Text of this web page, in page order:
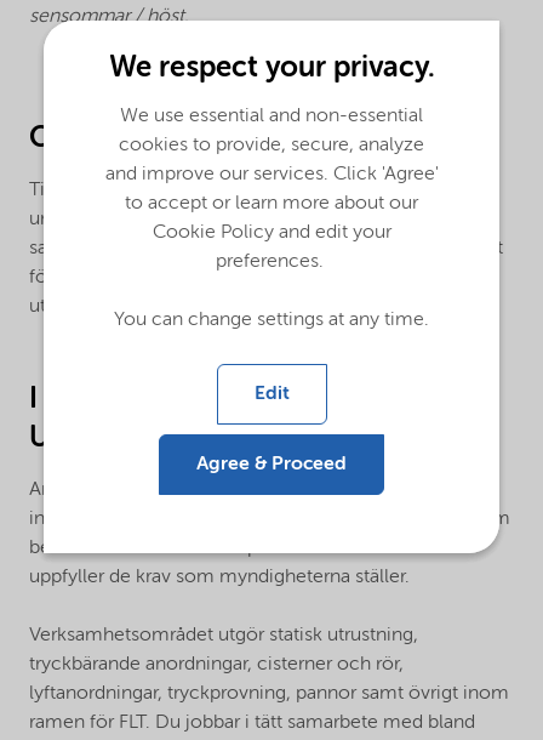
sensommar / höst.
Om jobbet
Till vår underhållsavdelning söker vi nu en
underhållsingenjör som kommer fungera som
sakkunnig inom området tillsyn och besiktning, dels att
förse brukarna med underlag, information och
utbildning så att förutsättning skapas för säker drift.
I din framtida roll som
Underhållsinspektör kommer du
Ansvara för att sitens kontroll- och
inspektionsverksamhet inom verksamhetsområdet som
bedrivs kostnadseffektivt på ett sådant sätt att det
uppfyller de krav som myndigheterna ställer.
Verksamhetsområdet utgör statisk utrustning,
tryckbärande anordningar, cisterner och rör,
lyftanordningar, tryckprovning, pannor samt övrigt inom
ramen för FLT. Du jobbar i tätt samarbete med bland
We respect your privacy.
We use essential and non-essential
cookies to provide, secure, analyze
and improve our services. Click 'Agree'
to accept or learn more about our
Cookie Policy and edit your
preferences.
You can change settings at any time.
Edit
Agree & Proceed